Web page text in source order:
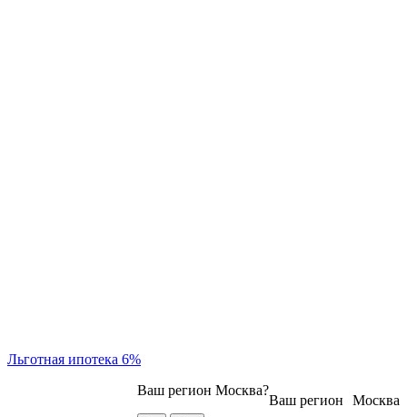
Льготная ипотека 6%
Москва
Ваш регион
Ваш регион Москва?